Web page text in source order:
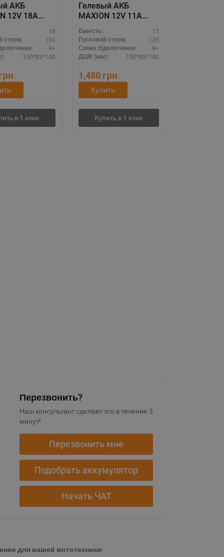
АКБ
12V 18A
18
струм: 190
R+
150*85*140
Гелевый АКБ
MAXION 12V 11A
Ємність: 11
Пусковий струм: 120
Схема підключення: R+
ДШВ (мм): 150*85*140
1,480 грн.
Купить
Перезвонить?
Наш консультант сделает это в течение 3
минут!
Перезвонить мне
Подобрать аккумулятор
Начать ЧАТ
для вашей мототехники